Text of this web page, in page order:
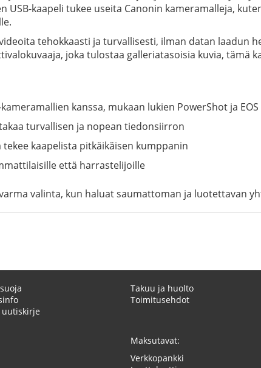
USB-kaapeli tukee useita Canonin kameramalleja,
tehokkaasti ja turvallisesti, ilman datan laadun
joka tulostaa galleriatasoisia kuvia, tämä
kanssa, mukaan lukien PowerShot ja EOS
turvallisen ja nopean tiedonsiirron
tekee kaapelista pitkäikäisen kumppanin
että harrastelijoille
varma valinta, kun haluat saumattoman ja luotettavan
uutiskirje
Takuu ja huolto
Toimitusehdot
Maksutavat:
Verkkopankki